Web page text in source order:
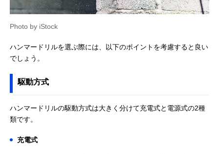
Photo by iStock
ハンマードリルを選ぶ際には、以下のポイントを考慮すると良い
でしょう。
駆動方式
ハンマードリルの駆動方式は大きく分けて充電式と電源式の2種
類です。
充電式